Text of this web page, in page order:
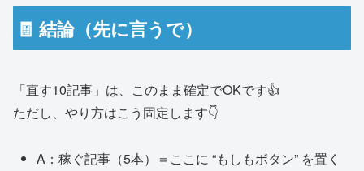
🧾 結論（先に言うで）
「直す10記事」は、このまま確定でOKです👍
ただし、やり方はこう固定します👇
A：稼ぐ記事（5本）＝ここに “もしもボタン” を置く